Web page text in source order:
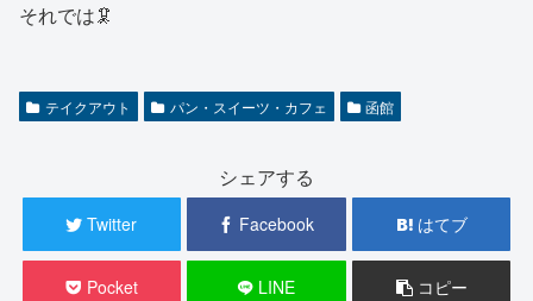
それでは🦑
テイクアウト パン・スイーツ・カフェ 函館
シェアする
Twitter Facebook はてブ
Pocket LINE コピー